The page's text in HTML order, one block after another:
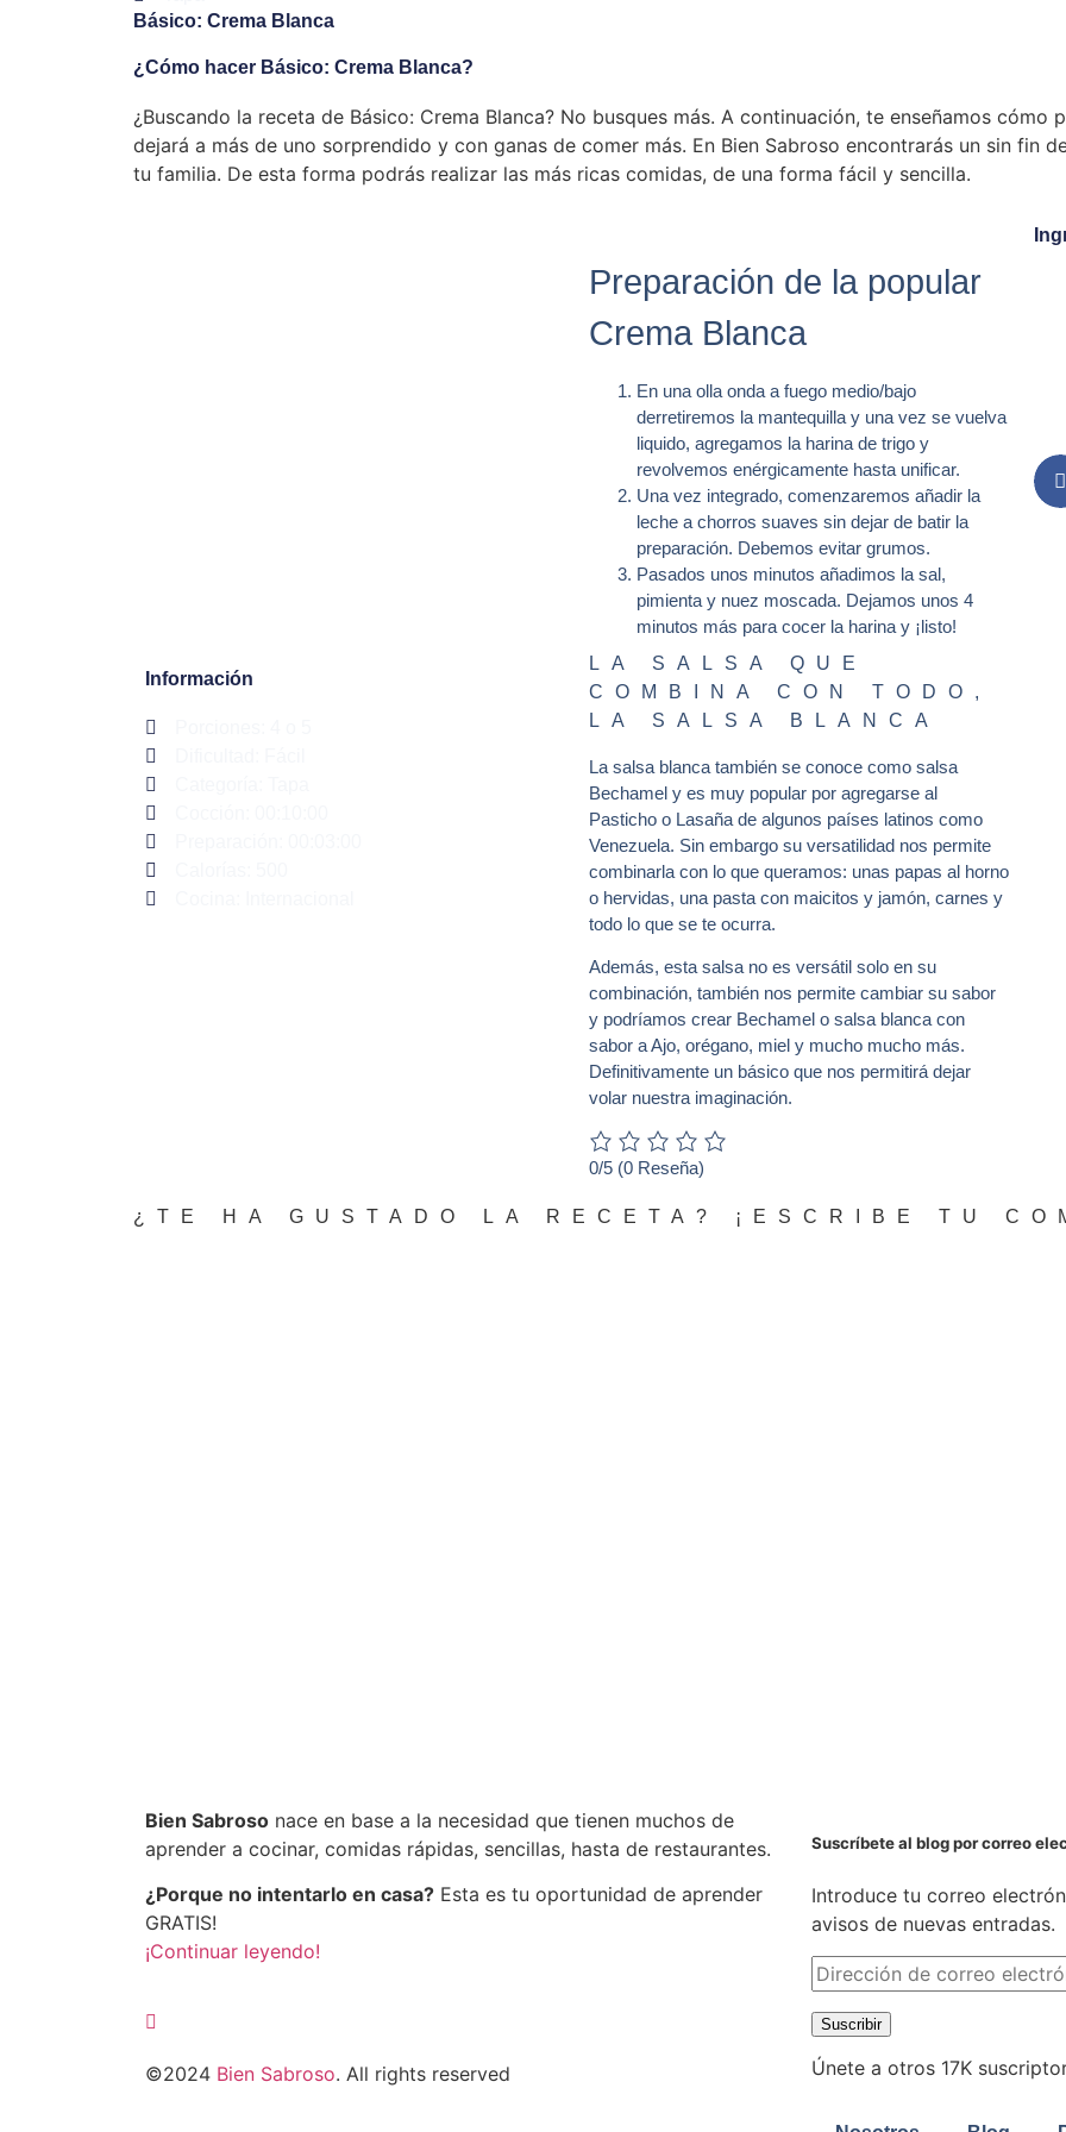
Básico: Crema Blanca
¿Cómo hacer Básico: Crema Blanca?
¿Buscando la receta de Básico: Crema Blanca? No busques más. A continuación, te enseñamos
dejará a más de uno sorprendido y con ganas de comer más. En Bien Sabroso encontrarás un sin fin
tu familia. De esta forma podrás realizar las más ricas comidas, de una forma fácil y sencilla.
Información
Preparación de la popular
Crema Blanca
En una olla onda a fuego medio/bajo
derretiremos la mantequilla y una vez se vuelva
liquido, agregamos la harina de trigo y
revolvemos enérgicamente hasta unificar.
Una vez integrado, comenzaremos añadir la
leche a chorros suaves sin dejar de batir la
preparación. Debemos evitar grumos.
Pasados unos minutos añadimos la sal,
pimienta y nuez moscada. Dejamos unos 4
minutos más para cocer la harina y ¡listo!
LA SALSA QUE
COMBINA CON TODO,
LA SALSA BLANCA
La salsa blanca también se conoce como salsa
Bechamel y es muy popular por agregarse al
Pasticho o Lasaña de algunos países latinos como
Venezuela. Sin embargo su versatilidad nos permite
combinarla con lo que queramos: unas papas al horno
o hervidas, una pasta con maicitos y jamón, carnes y
todo lo que se te ocurra.
Además, esta salsa no es versátil solo en su
combinación, también nos permite cambiar su sabor
y podríamos crear Bechamel o salsa blanca con
sabor a Ajo, orégano, miel y mucho mucho más.
Definitivamente un básico que nos permitirá dejar
volar nuestra imaginación.
0/5 (0 Reseña)
¿TE HA GUSTADO LA RECETA? ¡ESCRIBE TU
Bien Sabroso nace en base a la necesidad que tienen muchos de
aprender a cocinar, comidas rápidas, sencillas, hasta de restaurantes.
¿Porque no intentarlo en casa? Esta es tu oportunidad de aprender
GRATIS!
¡Continuar leyendo!
©2024 Bien Sabroso. All rights reserved
Suscríbete al blog por correo
Introduce tu correo
avisos de nuevas entradas.
Suscribir
Únete a otros 17K